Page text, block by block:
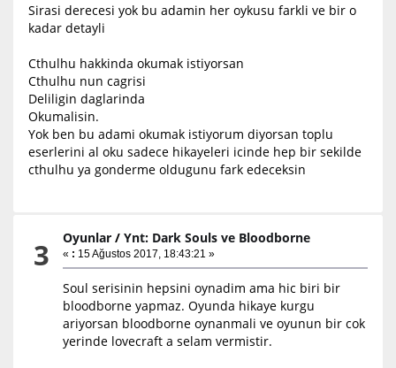
Sirasi derecesi yok bu adamin her oykusu farkli ve bir o
kadar detayli
Cthulhu hakkinda okumak istiyorsan
Cthulhu nun cagrisi
Deliligin daglarinda
Okumalisin.
Yok ben bu adami okumak istiyorum diyorsan toplu
eserlerini al oku sadece hikayeleri icinde hep bir sekilde
cthulhu ya gonderme oldugunu fark edeceksin
3 Oyunlar /Ynt: Dark Souls ve Bloodborne
« : 15 Ağustos 2017, 18:43:21 »
Soul serisinin hepsini oynadim ama hic biri bir
bloodborne yapmaz. Oyunda hikaye kurgu
ariyorsan bloodborne oynanmali ve oyunun bir cok
yerinde lovecraft a selam vermistir.